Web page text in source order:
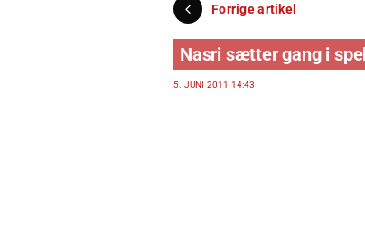
Forrige artikel
Nasri sætter gang i
5. JUNI 2011 14:43